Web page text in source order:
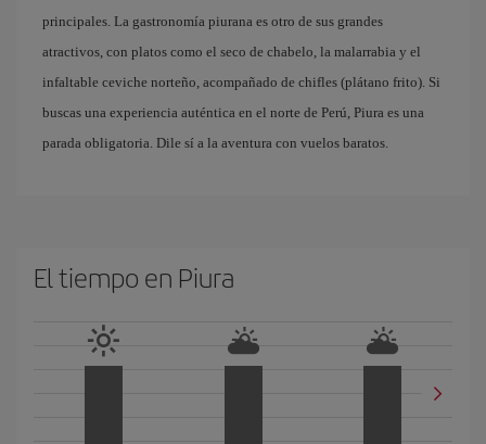
principales. La gastronomía piurana es otro de sus grandes
atractivos, con platos como el seco de chabelo, la malarrabia y el
infaltable ceviche norteño, acompañado de chifles (plátano frito). Si
buscas una experiencia auténtica en el norte de Perú, Piura es una
parada obligatoria. Dile sí a la aventura con vuelos baratos.
El tiempo en Piura